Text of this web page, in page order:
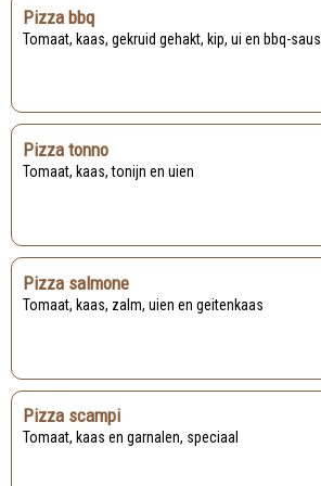
Pizza bbq
Tomaat, kaas, gekruid gehakt, kip, ui en bbq-saus
Pizza tonno
Tomaat, kaas, tonijn en uien
Pizza salmone
Tomaat, kaas, zalm, uien en geitenkaas
Pizza scampi
Tomaat, kaas en garnalen, speciaal